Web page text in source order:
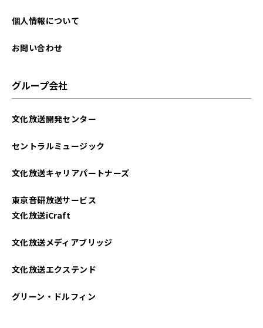
個人情報について
お問い合わせ
グループ会社
文化放送開発センター
セントラルミュージック
文化放送キャリアパートナーズ
東京音研放送サービス
文化放送iCraft
文化放送メディアブリッジ
文化放送エクステンド
グリーン・ドルフィン